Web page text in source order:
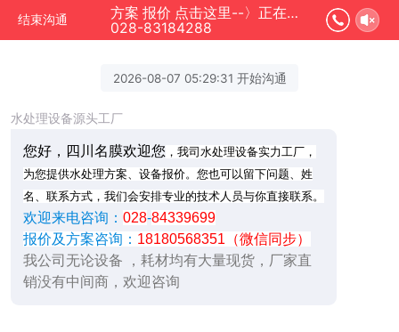
结束沟通
方案 报价 点击这里--〉正在为您服务
028-83184288
2026-08-07 05:29:31 开始沟通
水处理设备源头工厂
您好，四川名膜欢迎您 ，我司水处理设备实力工厂，
为您提供水处理方案、设备报价。您也可以留下问题、姓
名、联系方式，我们会安排专业的技术人员与你直接联系。
欢迎来电咨询： 028-84339699
报价及方案咨询： 18180568351（微信同步）
我公司无论设备 ，耗材均有大量现货，厂家直
销没有中间商，欢迎咨询